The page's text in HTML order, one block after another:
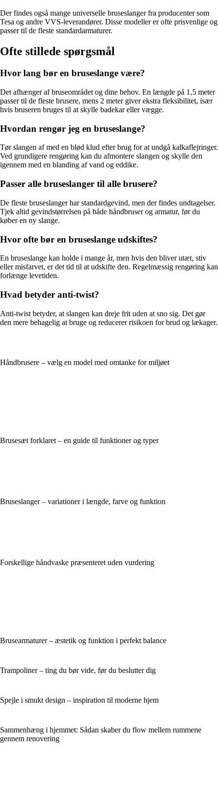
Der findes også mange universelle bruseslanger fra producenter som
Tesa og andre VVS-leverandører. Disse modeller er ofte prisvenlige og
passer til de fleste standardarmaturer.
Ofte stillede spørgsmål
Hvor lang bør en bruseslange være?
Det afhænger af bruseområdet og dine behov. En længde på 1,5 meter
passer til de fleste brusere, mens 2 meter giver ekstra fleksibilitet, især
hvis bruseren bruges til at skylle badekar eller vægge.
Hvordan rengør jeg en bruseslange?
Tør slangen af med en blød klud efter brug for at undgå kalkaflejringer.
Ved grundigere rengøring kan du afmontere slangen og skylle den
igennem med en blanding af vand og eddike.
Passer alle bruseslanger til alle brusere?
De fleste bruseslanger har standardgevind, men der findes undtagelser.
Tjek altid gevindstørrelsen på både håndbruser og armatur, før du
køber en ny slange.
Hvor ofte bør en bruseslange udskiftes?
En bruseslange kan holde i mange år, men hvis den bliver utæt, stiv
eller misfarvet, er det tid til at udskifte den. Regelmæssig rengøring kan
forlænge levetiden.
Hvad betyder anti-twist?
Anti-twist betyder, at slangen kan dreje frit uden at sno sig. Det gør
den mere behagelig at bruge og reducerer risikoen for brud og lækager.
Håndbrusere – vælg en model med omtanke for miljøet
Brusesæt forklaret – en guide til funktioner og typer
Bruseslanger – variationer i længde, farve og funktion
Forskellige håndvaske præsenteret uden vurdering
Brusearmaturer – æstetik og funktion i perfekt balance
Trampoliner – ting du bør vide, før du beslutter dig
Spejle i smukt design – inspiration til moderne hjem
Sammenhæng i hjemmet: Sådan skaber du flow mellem rummene
gennem renovering